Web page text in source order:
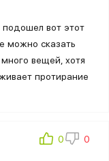
подошел вот этот
можно сказать
вещей, хотя
протирание